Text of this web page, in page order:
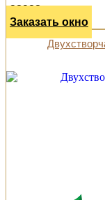
28988 р.
Заказать окно